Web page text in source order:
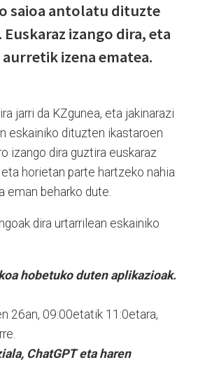
saioa antolatu dituzte
izango dira, eta
izena ematea.
jarri da KZgunea, eta jakinarazi
eskainiko dituzten ikastaroen
izango dira guztira euskaraz
horietan parte hartzeko nahia
eman beharko dute.
dira urtarrilean eskainiko
hobetuko duten aplikazioak.
26an, 09:00etatik 11:0etara,
ChatGPT eta haren